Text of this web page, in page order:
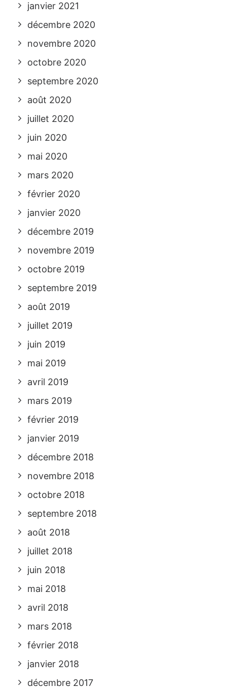
janvier 2021
décembre 2020
novembre 2020
octobre 2020
septembre 2020
août 2020
juillet 2020
juin 2020
mai 2020
mars 2020
février 2020
janvier 2020
décembre 2019
novembre 2019
octobre 2019
septembre 2019
août 2019
juillet 2019
juin 2019
mai 2019
avril 2019
mars 2019
février 2019
janvier 2019
décembre 2018
novembre 2018
octobre 2018
septembre 2018
août 2018
juillet 2018
juin 2018
mai 2018
avril 2018
mars 2018
février 2018
janvier 2018
décembre 2017